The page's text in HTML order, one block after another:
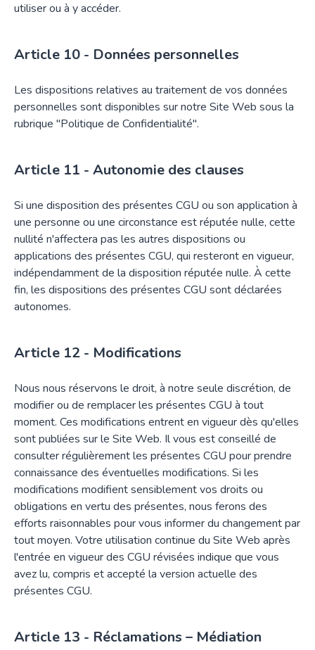
utiliser ou à y accéder.
Données personnelles
Les dispositions relatives au traitement de vos données
personnelles sont disponibles sur notre Site Web sous la
rubrique "Politique de Confidentialité".
Autonomie des clauses
Si une disposition des présentes CGU ou son application à
une personne ou une circonstance est réputée nulle, cette
nullité n'affectera pas les autres dispositions ou
applications des présentes CGU, qui resteront en vigueur,
indépendamment de la disposition réputée nulle. À cette
fin, les dispositions des présentes CGU sont déclarées
autonomes.
Modifications
Nous nous réservons le droit, à notre seule discrétion, de
modifier ou de remplacer les présentes CGU à tout
moment. Ces modifications entrent en vigueur dès qu'elles
sont publiées sur le Site Web. Il vous est conseillé de
consulter régulièrement les présentes CGU pour prendre
connaissance des éventuelles modifications. Si les
modifications modifient sensiblement vos droits ou
obligations en vertu des présentes, nous ferons des
efforts raisonnables pour vous informer du changement par
tout moyen. Votre utilisation continue du Site Web après
l'entrée en vigueur des CGU révisées indique que vous
avez lu, compris et accepté la version actuelle des
présentes CGU.
Réclamations – Médiation